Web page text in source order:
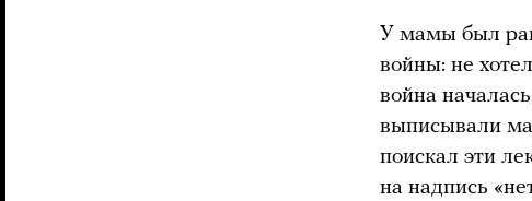
У мамы был
войны: не
война
выписывали
поискал эти
на надпись